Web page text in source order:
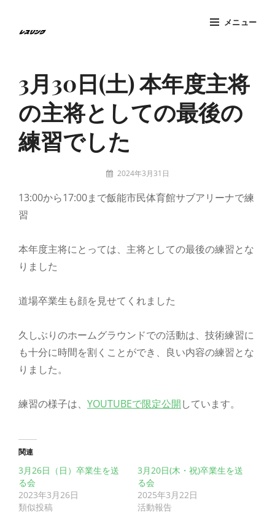
メニュー
3月30日(土) 本年度主将
の主将としての最後の
練習でした
投
者:
2024年3月31日
13:00から17:00まで飯能市民体育館サブアリーナで練
習
本年度主将にとっては、主将としての最後の練習とな
りました
道場卒業生も顔を見せてくれました
久しぶりのホームグラウンドでの活動は、技術練習に
も十分に時間を割くことができ、良い内容の練習とな
りました。
練習の様子は、 YOUTUBEで限定公開しています。
関連
3月26日（日）卒業生を送
る会
2023年3月26日
類似投稿
3月20日(木・祝)卒業生を送
る会
2025年3月22日
活動報告